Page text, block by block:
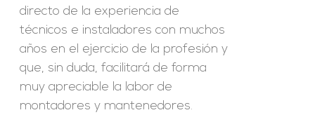
directo de la experiencia de
técnicos e instaladores con muchos
años en el ejercicio de la profesión y
que, sin duda, facilitará de forma
muy apreciable la labor de
montadores y mantenedores.